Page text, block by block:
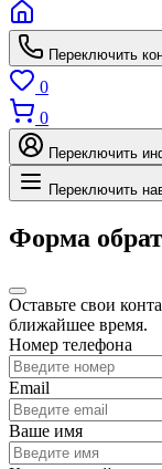
Переключить
0
0
Переключить
Переключить
Форма
Оставьте свои
ближайшее время.
Номер телефона
Email
Ваше имя